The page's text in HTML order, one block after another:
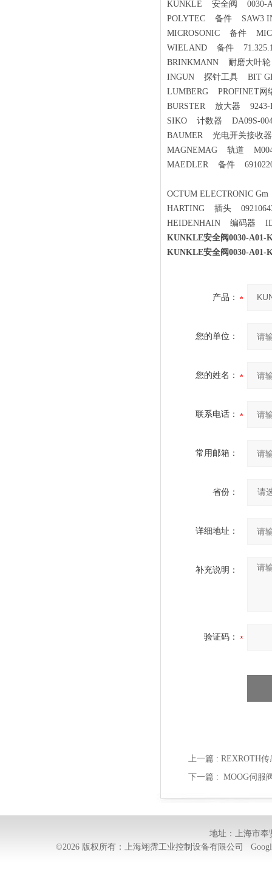
KUNKLE 安全阀 0030-
POLYTEC 备件 SAW3
MICROSONIC 备件
WIELAND 备件
BRINKMANN 耐磨大叶
INGUN 探针工具 BIT
LUMBERG PROFINET网
BURSTER 放大器 9243-
SIKO 计数器 DA09S-
BAUMER 光电开关接收
MAGNEMAG 轨道
MAEDLER 备件
OCTUM ELECTRONIC
HARTING 插头
HEIDENHAIN 编码器 ID
KUNKLE安全阀0030-A01-
KUNKLE安全阀0030-A01-
产品：
您的单位：
您的姓名：
联系电话：
常用邮箱：
省份：
详细地址：
补充说明：
验证码：
上一篇 : REXROTH传
下一篇 : MOOG伺服
地址：上海市奉
©2026 版权所有：上海翊霈工业控制设备有限公司